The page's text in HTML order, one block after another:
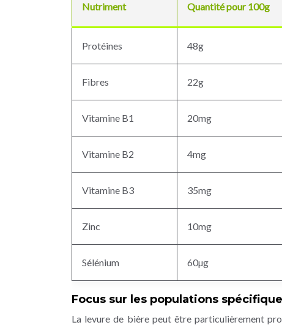
Nutriment Quantité pour 100g
Protéines 48g
Fibres 22g
Vitamine B1 20mg
Vitamine B2 4mg
Vitamine B3 35mg
Zinc 10mg
Sélénium 60µg
Focus sur les populations
La levure de bière peut être particulièrement